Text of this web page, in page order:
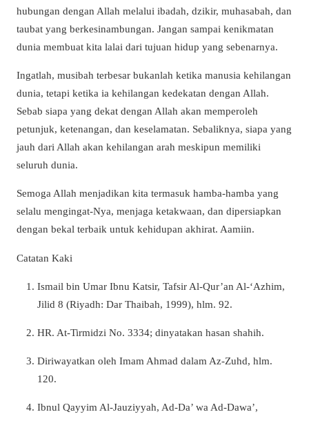
hubungan dengan Allah melalui ibadah, dzikir, muhasabah, dan
taubat yang berkesinambungan. Jangan sampai kenikmatan
dunia membuat kita lalai dari tujuan hidup yang sebenarnya.
Ingatlah, musibah terbesar bukanlah ketika manusia kehilangan
dunia, tetapi ketika ia kehilangan kedekatan dengan Allah.
Sebab siapa yang dekat dengan Allah akan memperoleh
petunjuk, ketenangan, dan keselamatan. Sebaliknya, siapa yang
jauh dari Allah akan kehilangan arah meskipun memiliki
seluruh dunia.
Semoga Allah menjadikan kita termasuk hamba-hamba yang
selalu mengingat-Nya, menjaga ketakwaan, dan dipersiapkan
dengan bekal terbaik untuk kehidupan akhirat. Aamiin.
Catatan Kaki
Ismail bin Umar Ibnu Katsir, Tafsir Al-Qur’an Al-‘Azhim,
Jilid 8 (Riyadh: Dar Thaibah, 1999), hlm. 92.
HR. At-Tirmidzi No. 3334; dinyatakan hasan shahih.
Diriwayatkan oleh Imam Ahmad dalam Az-Zuhd, hlm.
120.
Ibnul Qayyim Al-Jauziyyah, Ad-Da’ wa Ad-Dawa’,